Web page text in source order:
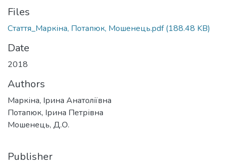
Files
Стаття_Маркіна, Потапюк, Мошенець.pdf(188.48 KB)
Date
2018
Authors
Маркіна, Ірина Анатоліївна
Потапюк, Ірина Петрівна
Мошенець, Д.О.
Publisher